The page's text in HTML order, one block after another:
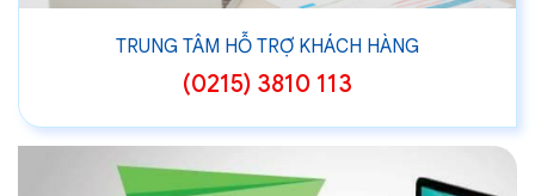
TRUNG TÂM HỖ TRỢ KHÁCH HÀNG
(0215) 3810 113